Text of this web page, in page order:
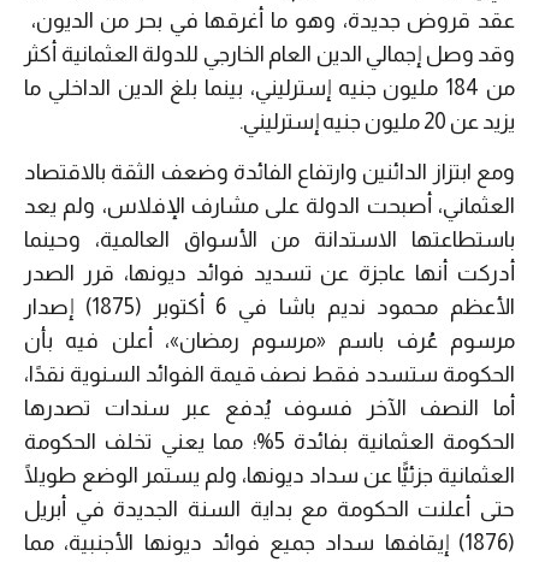
عقد قروض جديدة، وهو ما أغرقها في بحر من الديون،
وقد وصل إجمالي الدين العام الخارجي للدولة العثمانية أكثر
من 184 مليون جنيه إسترليني، بينما بلغ الدين الداخلي ما
يزيد عن 20 مليون جنيه إسترليني.
ومع ابتزاز الدائنين وارتفاع الفائدة وضعف الثقة بالاقتصاد
العثماني، أصبحت الدولة على مشارف الإفلاس، ولم يعد
باستطاعتها الاستدانة من الأسواق العالمية، وحينما
أدركت أنها عاجزة عن تسديد فوائد ديونها، قرر الصدر
الأعظم محمود نديم باشا في 6 أكتوبر (1875) إصدار
مرسوم عُرف باسم «مرسوم رمضان»، أعلن فيه بأن
الحكومة ستسدد فقط نصف قيمة الفوائد السنوية نقدًا،
أما النصف الآخر فسوف يُدفع عبر سندات تصدرها
الحكومة العثمانية بفائدة 5%؛ مما يعني تخلف الحكومة
العثمانية جزئيًّا عن سداد ديونها، ولم يستمر الوضع طويلًا
حتى أعلنت الحكومة مع بداية السنة الجديدة في أبريل
(1876) إيقافها سداد جميع فوائد ديونها الأجنبية، مما